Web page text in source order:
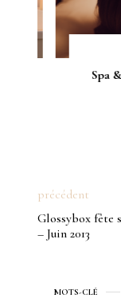
Spa &
précédent
Glossybox fête
– Juin 2013
MOTS-CLÉ